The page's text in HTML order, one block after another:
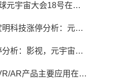
北京举行。大会上，GPT产业联盟...
：元宇宙，锂电池，LED概念热股
宇宙，旅游概念热股|当前短讯
吗？有没有与相关公司强强联...|环球快消息